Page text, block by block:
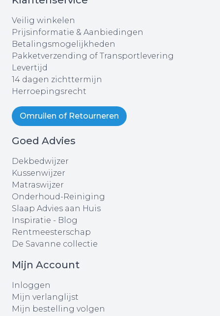
Veilig winkelen
Prijsinformatie & Aanbiedingen
Betalingsmogelijkheden
Pakketverzending of Transportlevering
Levertijd
14 dagen zichttermijn
Herroepingsrecht
Omruilen of Retourneren
Goed Advies
Dekbedwijzer
Kussenwijzer
Matraswijzer
Onderhoud-Reiniging
Slaap Advies aan Huis
Inspiratie - Blog
Rentmeesterschap
De Savanne collectie
Mijn Account
Inloggen
Mijn verlanglijst
Mijn bestelling volgen